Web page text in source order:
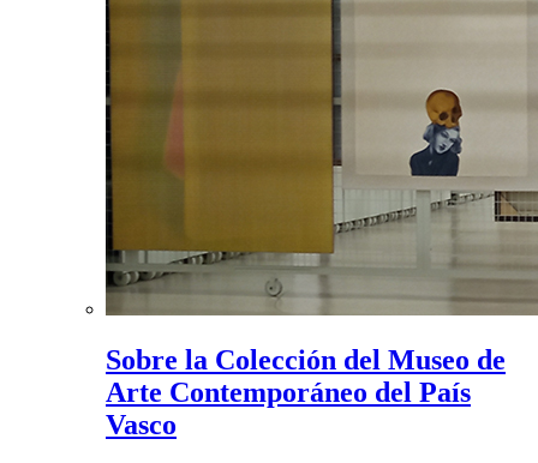
Sobre la Colección del Museo de
Arte Contemporáneo del País
Vasco